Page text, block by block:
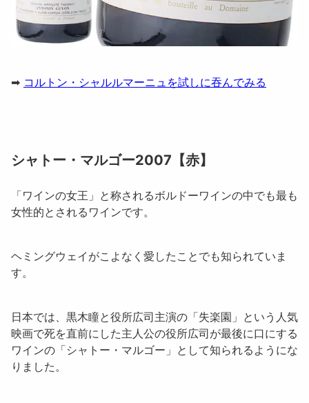
➡ コルトン・シャルルマーニュを試しに吞んでみる
シャトー・マルゴー2007【赤】
「ワインの女王 」と称されるボルドーワインの中でも最も
女性的とされるワインです。
ヘミングウェイがこよなく愛したことでも知られていま
す。
日本では、黒木瞳と役所広司主演の「失楽園 」という人気
映画で死を直前にした主人公の役所広司が最後に口にする
ワインの「シャトー・マルゴー 」として知られるようにな
りました。